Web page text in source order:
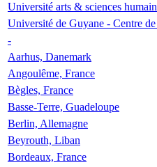
Université arts & sciences
Université de Guyane - Centre
-
Aarhus, Danemark
Angoulême, France
Bègles, France
Basse-Terre, Guadeloupe
Berlin, Allemagne
Beyrouth, Liban
Bordeaux, France